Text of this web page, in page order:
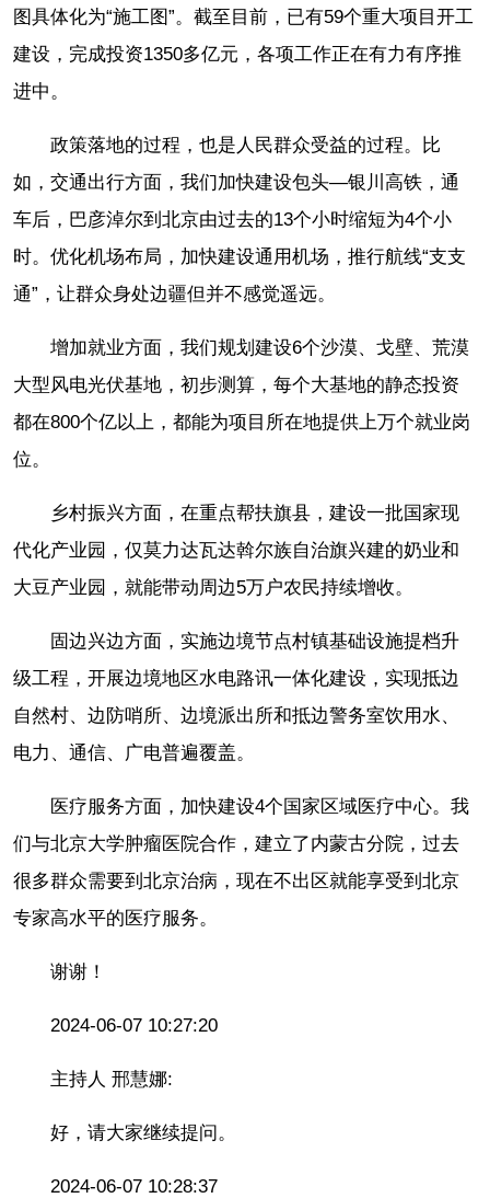
图具体化为“施工图”。截至目前，已有59个重大项目开工
建设，完成投资1350多亿元，各项工作正在有力有序推
进中。
政策落地的过程，也是人民群众受益的过程。比
如，交通出行方面，我们加快建设包头—银川高铁，通
车后，巴彦淖尔到北京由过去的13个小时缩短为4个小
时。优化机场布局，加快建设通用机场，推行航线“支支
通”，让群众身处边疆但并不感觉遥远。
增加就业方面，我们规划建设6个沙漠、戈壁、荒漠
大型风电光伏基地，初步测算，每个大基地的静态投资
都在800个亿以上，都能为项目所在地提供上万个就业岗
位。
乡村振兴方面，在重点帮扶旗县，建设一批国家现
代化产业园，仅莫力达瓦达斡尔族自治旗兴建的奶业和
大豆产业园，就能带动周边5万户农民持续增收。
固边兴边方面，实施边境节点村镇基础设施提档升
级工程，开展边境地区水电路讯一体化建设，实现抵边
自然村、边防哨所、边境派出所和抵边警务室饮用水、
电力、通信、广电普遍覆盖。
医疗服务方面，加快建设4个国家区域医疗中心。我
们与北京大学肿瘤医院合作，建立了内蒙古分院，过去
很多群众需要到北京治病，现在不出区就能享受到北京
专家高水平的医疗服务。
谢谢！
2024-06-07 10:27:20
主持人 邢慧娜:
好，请大家继续提问。
2024-06-07 10:28:37